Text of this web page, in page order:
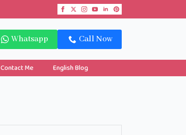
Whatsapp Call Now
Contact Me English Blog